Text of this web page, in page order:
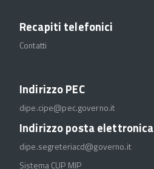
Recapiti telefonici
Contatti
Indirizzo PEC
dipe.cipe@pec.governo.it
Indirizzo posta elettronica
dipe.segreteriacd@governo.it
Sistema CUP MIP